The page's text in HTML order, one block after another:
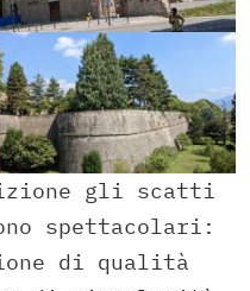
gli scatti
spettacolari:
di qualità